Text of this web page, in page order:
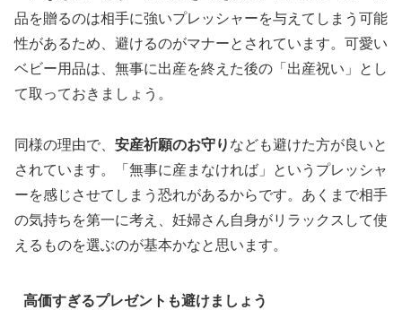
品を贈るのは相手に強いプレッシャーを与えてしまう可能
性があるため、避けるのがマナーとされています。可愛い
ベビー用品は、無事に出産を終えた後の「出産祝い」とし
て取っておきましょう。
同様の理由で、 安産祈願のお守り なども避けた方が良いと
されています。「無事に産まなければ」というプレッシャ
ーを感じさせてしまう恐れがあるからです。あくまで相手
の気持ちを第一に考え、妊婦さん自身がリラックスして使
えるものを選ぶのが基本かなと思います。
高価すぎるプレゼントも避けましょう